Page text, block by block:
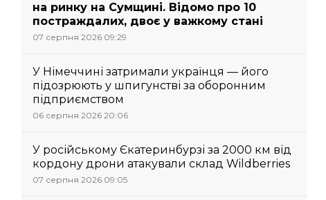
на ринку на Сумщині. Відомо про 10
постраждалих, двоє у важкому стані
07 серпня 2026 09:29
У Німеччині затримали українця — його
підозрюють у шпигунстві за оборонним
підприємством
06 серпня 2026 20:06
У російському Єкатеринбурзі за 2000 км від
кордону дрони атакували склад Wildberries
07 серпня 2026 09:05